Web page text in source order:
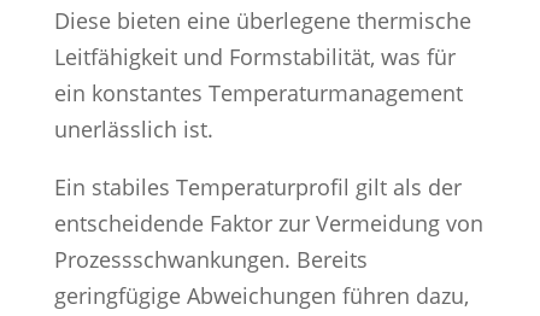
Diese bieten eine überlegene thermische
Leitfähigkeit und Formstabilität, was für
ein konstantes Temperaturmanagement
unerlässlich ist.
Ein stabiles Temperaturprofil gilt als der
entscheidende Faktor zur Vermeidung von
Prozessschwankungen. Bereits
geringfügige Abweichungen führen dazu,